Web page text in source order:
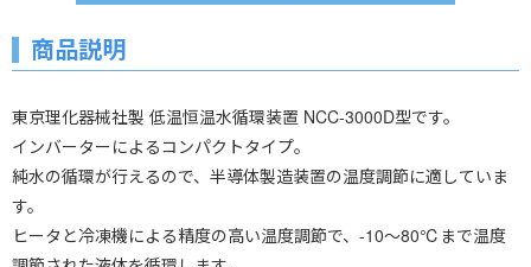
商品説明
東京理化器械社製 低温恒温水循環装置 NCC-3000D型です。
インバーターによるコンパクトタイプ。
純水の循環が行えるので、半導体製造装置の温度調節に適していま
す。
ヒータと冷凍機による精度の高い温度調節で、-10～80℃まで温度